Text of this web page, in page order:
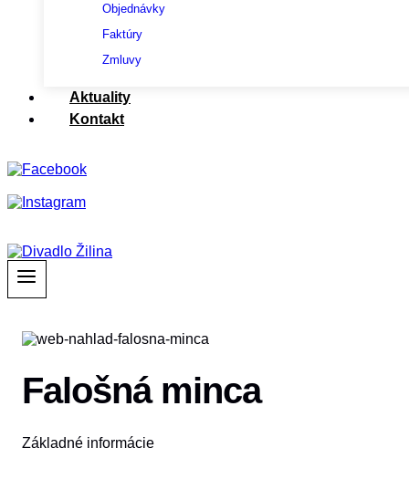
Objednávky
Faktúry
Zmluvy
Aktuality
Kontakt
Falošná minca
Základné informácie